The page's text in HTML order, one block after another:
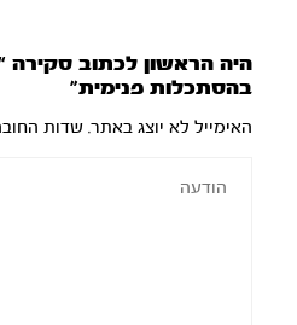
בהסתכלות פנימית”
האימייל לא יוצג באתר. שדות